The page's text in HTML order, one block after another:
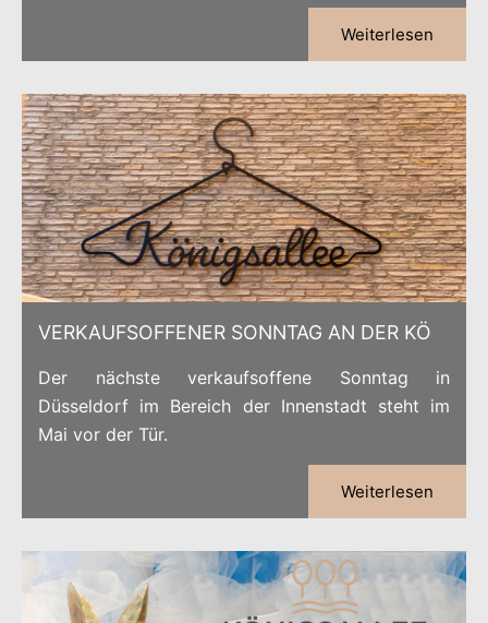
Weiterlesen
VERKAUFSOFFENER SONNTAG AN DER KÖ
Der nächste verkaufsoffene Sonntag in
Düsseldorf im Bereich der Innenstadt steht im
Mai vor der Tür.
Weiterlesen